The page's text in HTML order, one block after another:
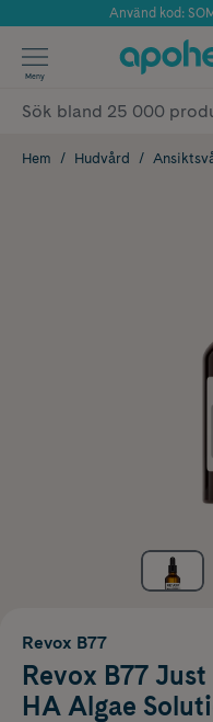
Årets
Använd kod:
✓
Meny
Hem Hudvård
Revox B77
Revox B77
HA Algae